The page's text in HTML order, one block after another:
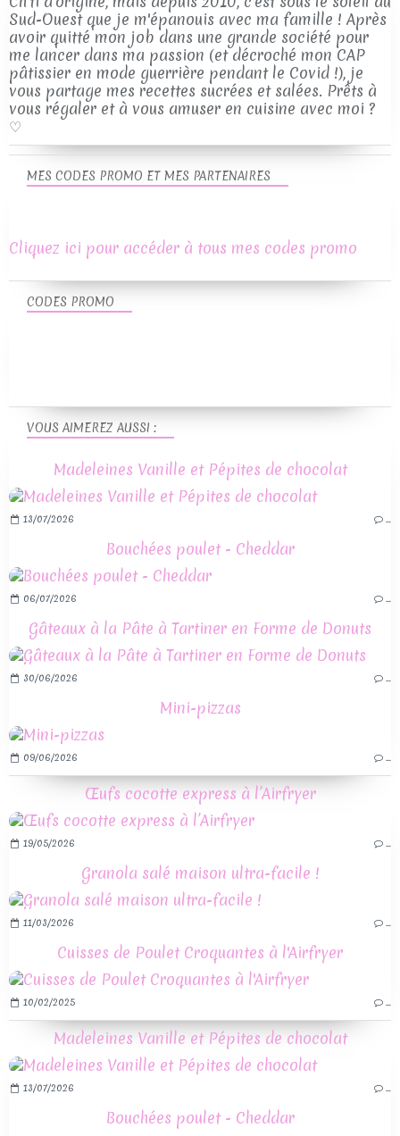
Sud-Ouest que je m'épanouis avec ma famille ! Après
avoir quitté mon job dans une grande société pour
me lancer dans ma passion (et décroché mon CAP
pâtissier en mode guerrière pendant le Covid !), je
vous partage mes recettes sucrées et salées. Prêts à
vous régaler et à vous amuser en cuisine avec moi ?
♡
VOUS AIMEREZ AUSSI :
Madeleines Vanille et Pépites de chocolat
13/07/2026
Bouchées poulet - Cheddar
06/07/2026
Gâteaux à la Pâte à Tartiner en Forme de Donuts
30/06/2026
Mini-pizzas
09/06/2026
Œufs cocotte express à l’Airfryer
19/05/2026
Granola salé maison ultra-facile !
11/03/2026
Cuisses de Poulet Croquantes à l'Airfryer
10/02/2025
Madeleines Vanille et Pépites de chocolat
13/07/2026
Bouchées poulet - Cheddar
CODES PROMO
MES CODES PROMO ET MES PARTENAIRES
Cliquez ici pour accéder à tous mes codes promo